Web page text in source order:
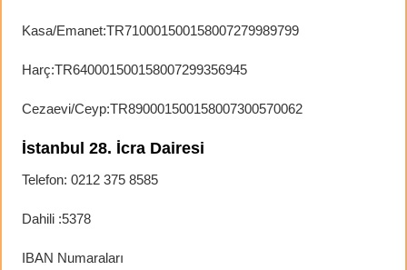
Kasa/Emanet:TR710001500158007279989799
Harç:TR640001500158007299356945
Cezaevi/Ceyp:TR890001500158007300570062
İstanbul 28. İcra Dairesi
Telefon: 0212 375 8585
Dahili :5378
IBAN Numaraları